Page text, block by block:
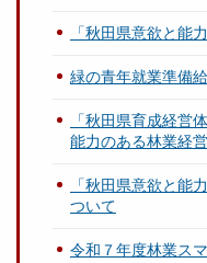
「秋田県意欲と能
緑の青年就業準備
「秋田県育成経営
能力のある林業経
「秋田県意欲と能
ついて
令和７年度林業ス